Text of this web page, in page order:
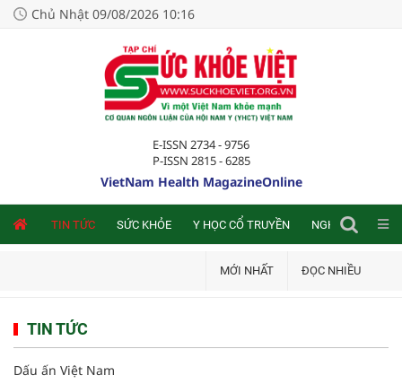
Chủ Nhật 09/08/2026 10:16
E-ISSN 2734 - 9756
P-ISSN 2815 - 6285
VietNam Health MagazineOnline
TIN TỨC SỨC KHỎE Y HỌC CỔ TRUYỀN NGHIÊN CỨU
MỚI NHẤT ĐỌC NHIỀU
TIN TỨC
Dấu ấn Việt Nam